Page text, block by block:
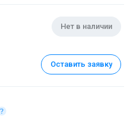
Нет в наличии
Оставить заявку